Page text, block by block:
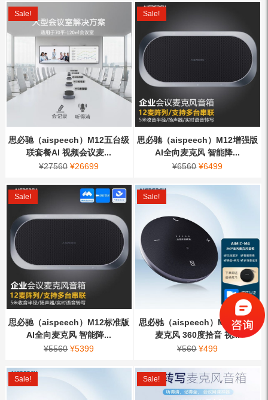
Sale!
思必驰（aispeech）M12五台级
联套餐AI 视频会议麦...
¥27560 ¥26699
Sale!
思必驰（aispeech）M12增强版
AI全向麦克风 智能降...
¥6560 ¥6499
Sale!
思必驰（aispeech）M12标准版
AI全向麦克风 智能降...
¥5560 ¥5399
Sale!
思必驰（aispeech）M4 AI全向
麦克风 360度拾音 视...
¥560 ¥499
Sale! Sale!